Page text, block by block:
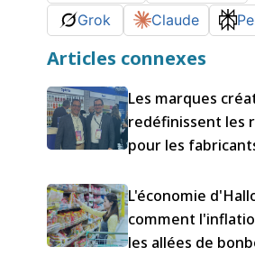
Grok
Claude
Articles connexes
Les marques
redéfinissent les
pour les
consommation
L'économie
comment
les allées de